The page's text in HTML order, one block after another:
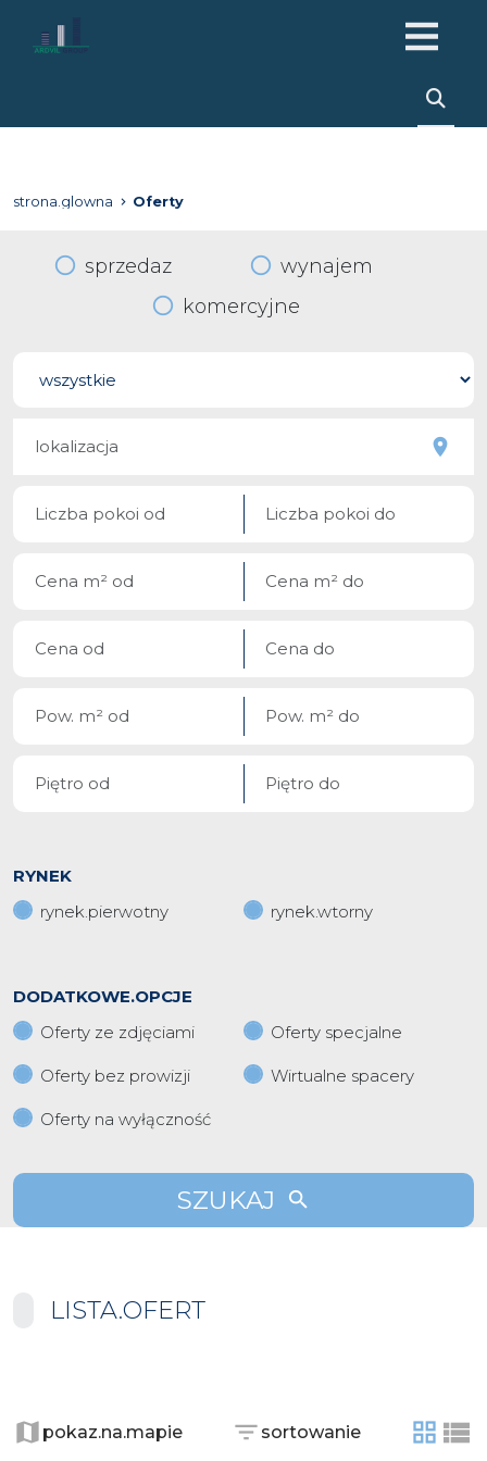
strona.glowna Oferty
sprzedaz
wynajem
komercyjne
RYNEK
rynek.pierwotny
rynek.wtorny
DODATKOWE.OPCJE
Oferty ze zdjęciami
Oferty specjalne
Oferty bez prowizji Wirtualne spacery
Oferty na wyłączność
SZUKAJ
LISTA.OFERT
−pokaz.na.mapie sortowanie
tabela